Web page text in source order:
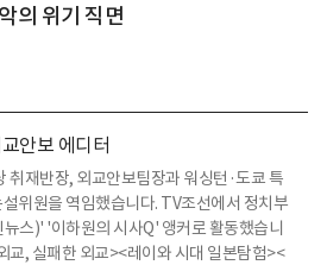
의 위기 직면
안보 에디터
취재반장, 외교안보팀장과 워싱턴·도쿄 특
위원을 역임했습니다. TV조선에서 정치부
스)' '이하원의 시사Q' 앵커로 활동했습니
교, 실패한 외교><레이와 시대 일본탐험><